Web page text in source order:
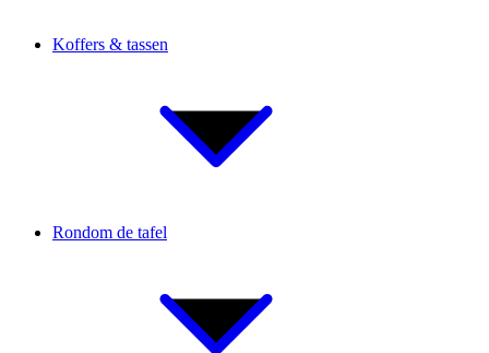
Koffers & tassen
Rondom de tafel